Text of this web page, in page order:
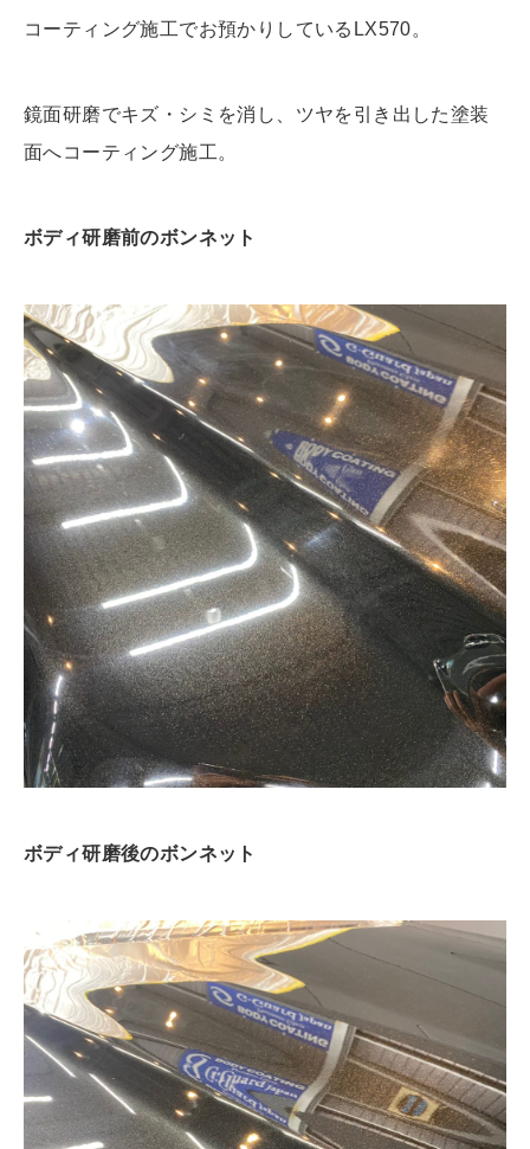
コーティング施工でお預かりしているLX570。
鏡面研磨でキズ・シミを消し、ツヤを引き出した塗装
面へコーティング施工。
ボディ研磨前のボンネット
ボディ研磨後のボンネット